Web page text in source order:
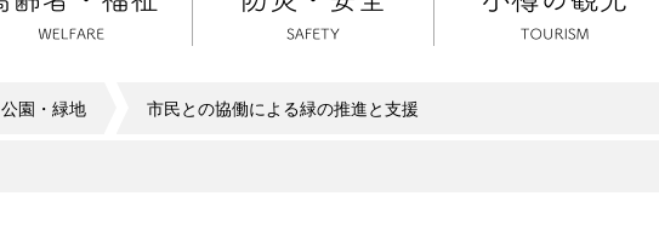
公園・緑地 市民との協働による緑の推進と支援